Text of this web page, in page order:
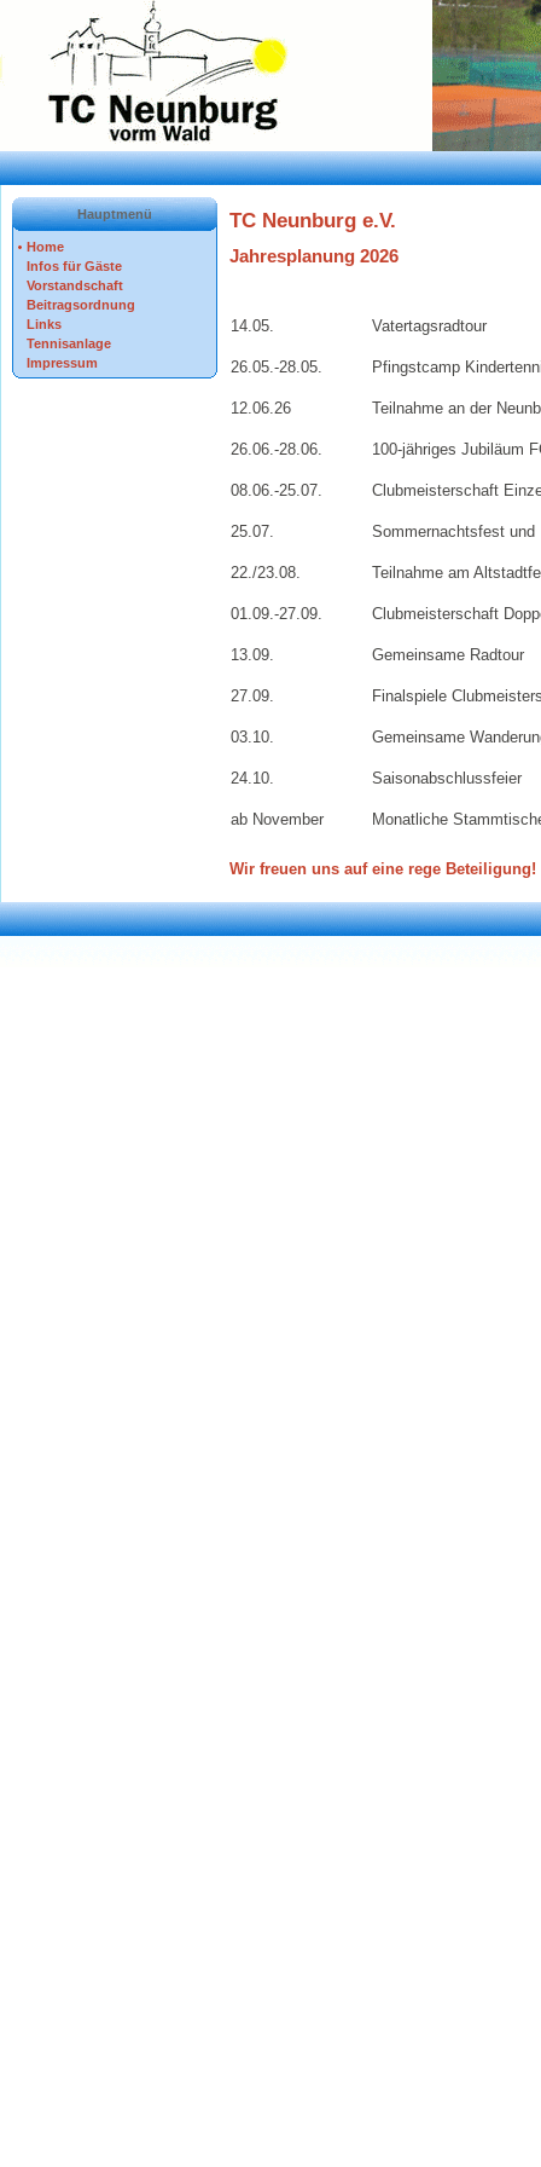
Hauptmenü
Home
Infos für Gäste
Vorstandschaft
Beitragsordnung
Links
Tennisanlage
Impressum
TC Neunburg e.V.
Jahresplanung 2026
14.05. Vatertagsradtour
26.05.-28.05. Pfingstcamp
12.06.26 Teilnahme an der
26.06.-28.06. 100-jähriges Jubiläum
08.06.-25.07. Clubmeisterschaft
25.07. Sommernachtsfest
22./23.08. Teilnahme am
01.09.-27.09. Clubmeisterschaft
13.09. Gemeinsame Radtour
27.09. Finalspiele
03.10. Gemeinsame
24.10. Saisonabschlussfeier
ab November Monatliche
Wir freuen uns auf eine rege Beteiligung!